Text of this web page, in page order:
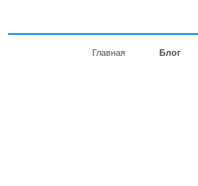
Главная Блог